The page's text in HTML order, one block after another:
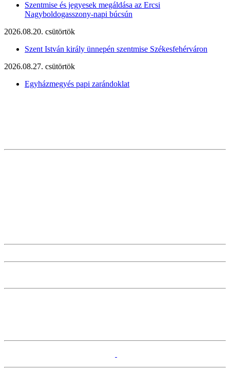
Szentmise és jegyesek megáldása az Ercsi
Nagyboldogasszony-napi búcsún
2026.08.20. csütörtök
Szent István király ünnepén szentmise Székesfehérváron
2026.08.27. csütörtök
Egyházmegyés papi zarándoklat